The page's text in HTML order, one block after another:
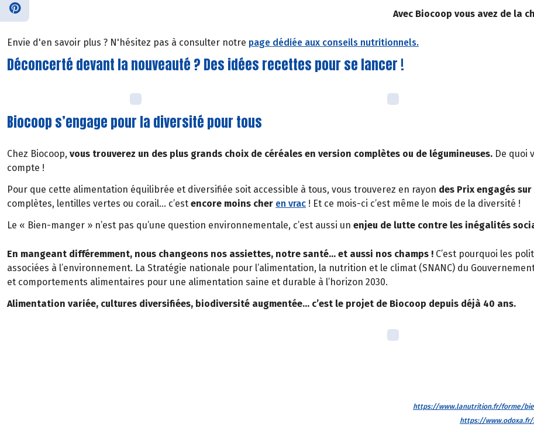
Avec Biocoop vous avez de la
Envie d'en savoir plus ? N'hésitez pas à consulter notre page dédiée aux conseils nutritionnels.
Déconcerté devant la nouveauté ? Des idées recettes pour se lancer !
Biocoop s’engage pour la diversité pour tous
Chez Biocoop, vous trouverez un des plus grands choix de céréales en version complètes ou de légumineuses. De quoi
compte !
Pour que cette alimentation équilibrée et diversifiée soit accessible à tous, vous trouverez en rayon des Prix engagés
complètes, lentilles vertes ou corail… c’est encore moins cher en vrac ! Et ce mois-ci c’est même le mois de la diversité !
Le « Bien-manger » n’est pas qu’une question environnementale, c’est aussi un enjeu de lutte contre les inégalités
En mangeant différemment, nous changeons nos assiettes, notre santé… et aussi nos champs ! C’est pourquoi les
associées à l’environnement. La Stratégie nationale pour l’alimentation, la nutrition et le climat (SNANC) du
et comportements alimentaires pour une alimentation saine et durable à l’horizon 2030.
Alimentation variée, cultures diversifiées, biodiversité augmentée… c’est le projet de Biocoop depuis déjà 40 ans.
https://www.lanutrition.fr/forme/
https://